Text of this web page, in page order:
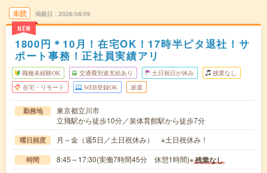
未読
NEW
掲載日 2026/08/09
1800円＊10月！在宅OK！17時半ピタ退社！サ
ポート事務！正社員実績アリ
職種未経験OK 交通費別途支給あり 土日祝日が休み 残業なし
在宅・リモート WEB登録OK 派遣
勤務地
東京都立川市
立飛駅から徒歩10分／泉体育館駅から徒歩7分
曜日頻度 月～金（週5日／土日祝休み） ※土日祝休み！
時間 8:45～17:30(実働7時間45分 休憩1時間)※残業なし